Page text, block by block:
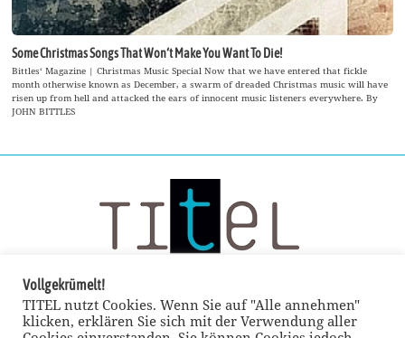
Some Christmas Songs That Won‘t Make You Want To Die!
Bittles‘ Magazine | Christmas Music Special Now that we have entered that fickle
month otherwise known as December, a swarm of dreaded Christmas music will have
risen up from hell and attacked the ears of innocent music listeners everywhere. By
JOHN BITTLES
Vollgekrümelt!
TITEL nutzt Cookies. Wenn Sie auf "Alle annehmen"
klicken, erklären Sie sich mit der Verwendung aller